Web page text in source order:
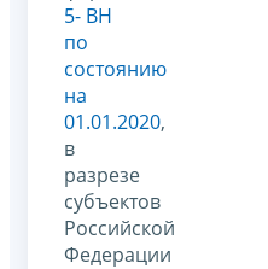
5- ВН
по
состоянию
на
01.01.2020,
в
разрезе
субъектов
Российской
Федерации